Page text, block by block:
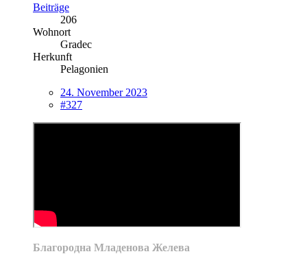
Beiträge
206
Wohnort
Gradec
Herkunft
Pelagonien
24. November 2023
#327
Благородна Младенова Желева